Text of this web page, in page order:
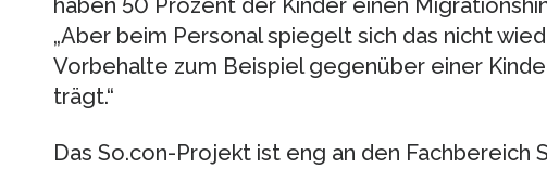
haben 50 Prozent der Kinder einen
„Aber beim Personal spiegelt sich das nicht
Vorbehalte zum Beispiel gegenüber einer
trägt.“
Das So.con-Projekt ist eng an den Fachbereich